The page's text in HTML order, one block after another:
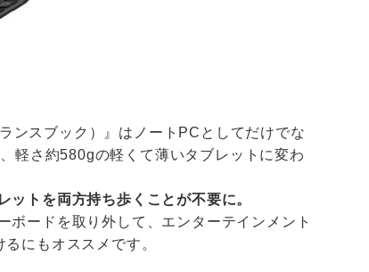
ンスブック）』はノートPCとしてだけでな
軽さ約580gの軽くて薄いタブレットに変わ
ットを両方持ち歩くことが不要に。
ードを取り外して、エンターテインメント
にもオススメです。